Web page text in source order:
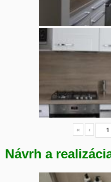
« ‹
Návrh a